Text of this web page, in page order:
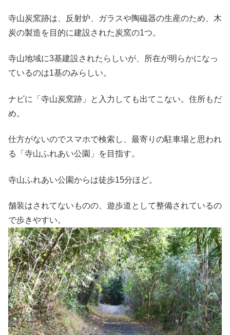
寺山炭窯跡は、反射炉、ガラスや陶磁器の生産のため、木
炭の製造を目的に建設された炭窯の1つ。
寺山地域に3基建設されたらしいが、所在が明らかになっ
ているのは1基のみらしい。
ナビに「寺山炭窯跡」と入力しても出てこない。住所もだ
め。
仕方がないのでスマホで検索し、最寄りの駐車場と思われ
る「寺山ふれあい公園」を目指す。
寺山ふれあい公園からは徒歩15分ほど。
舗装はされてないものの、遊歩道として整備されているの
で歩きやすい。